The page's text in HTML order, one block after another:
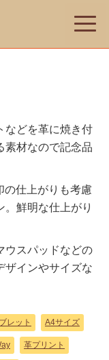
toggle
などを革に焼き付
素材なので記念品
の仕上がりも考慮
。鮮明な仕上がり
ウスパッドなどの
ザインやサイズな
レット A4サイズ
革プリント